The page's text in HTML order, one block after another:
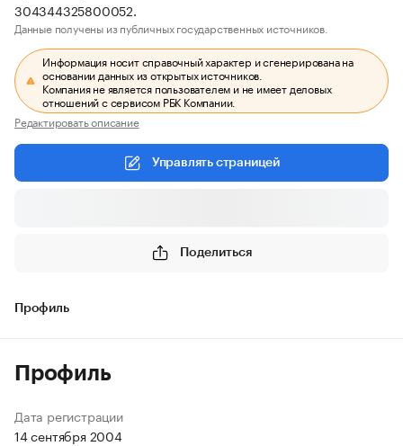
304344325800052.
Данные получены из публичных государственных источников.
Информация носит справочный характер и сгенерирована на
основании данных из открытых источников.
Компания не является пользователем и не имеет деловых
отношений с сервисом РБК Компании.
Редактировать описание
Управлять страницей
Поделиться
Профиль
Профиль
Дата регистрации
14 сентября 2004